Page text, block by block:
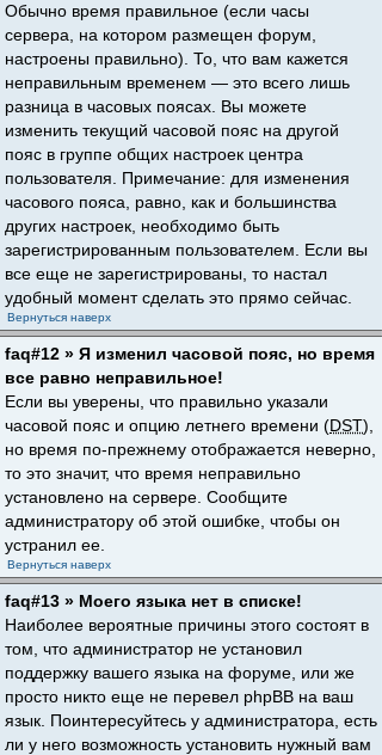
Обычно время правильное (если часы
сервера, на котором размещен форум,
настроены правильно). То, что вам кажется
неправильным временем — это всего лишь
разница в часовых поясах. Вы можете
изменить текущий часовой пояс на другой
пояс в группе общих настроек центра
пользователя. Примечание: для изменения
часового пояса, равно, как и большинства
других настроек, необходимо быть
зарегистрированным пользователем. Если вы
все еще не зарегистрированы, то настал
удобный момент сделать это прямо сейчас.
Вернуться наверх
faq#12 » Я изменил часовой пояс, но время
все равно неправильное!
Если вы уверены, что правильно указали
часовой пояс и опцию летнего времени (DST),
но время по-прежнему отображается неверно,
то это значит, что время неправильно
установлено на сервере. Сообщите
администратору об этой ошибке, чтобы он
устранил ее.
Вернуться наверх
faq#13 » Моего языка нет в списке!
Наиболее вероятные причины этого состоят в
том, что администратор не установил
поддержку вашего языка на форуме, или же
просто никто еще не перевел phpBB на ваш
язык. Поинтересуйтесь у администратора, есть
ли у него возможность установить нужный вам